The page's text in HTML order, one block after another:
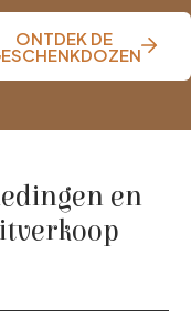
ONTDEK DE
en